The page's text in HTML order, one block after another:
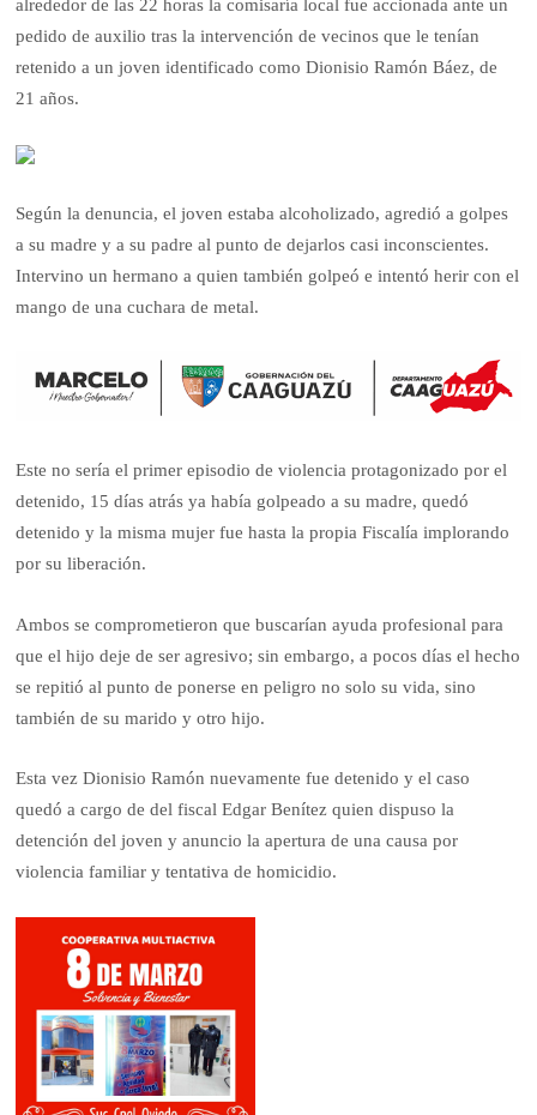
alrededor de las 22 horas la comisaría local fue accionada ante un
pedido de auxilio tras la intervención de vecinos que le tenían
retenido a un joven identificado como Dionisio Ramón Báez, de
21 años.
Según la denuncia, el joven estaba alcoholizado, agredió a golpes
a su madre y a su padre al punto de dejarlos casi inconscientes.
Intervino un hermano a quien también golpeó e intentó herir con el
mango de una cuchara de metal.
Este no sería el primer episodio de violencia protagonizado por el
detenido, 15 días atrás ya había golpeado a su madre, quedó
detenido y la misma mujer fue hasta la propia Fiscalía implorando
por su liberación.
Ambos se comprometieron que buscarían ayuda profesional para
que el hijo deje de ser agresivo; sin embargo, a pocos días el hecho
se repitió al punto de ponerse en peligro no solo su vida, sino
también de su marido y otro hijo.
Esta vez Dionisio Ramón nuevamente fue detenido y el caso
quedó a cargo de del fiscal Edgar Benítez quien dispuso la
detención del joven y anuncio la apertura de una causa por
violencia familiar y tentativa de homicidio.